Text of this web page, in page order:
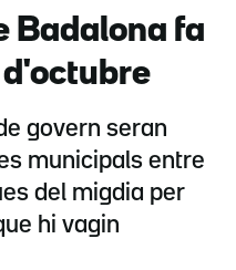
Badalona fa
d'octubre
govern seran
municipals entre
del migdia per
hi vagin